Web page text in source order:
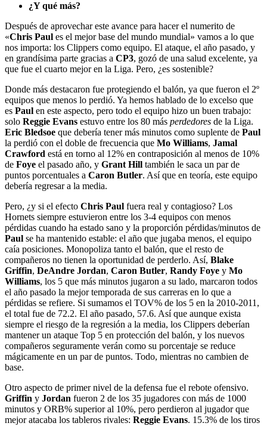
¿Y qué más?
Después de aprovechar este avance para hacer el numerito de
«Chris Paul es el mejor base del mundo mundial» vamos a lo que
nos importa: los Clippers como equipo. El ataque, el año pasado, y
en grandísima parte gracias a CP3, gozó de una salud excelente, ya
que fue el cuarto mejor en la Liga. Pero, ¿es sostenible?
Donde más destacaron fue protegiendo el balón, ya que fueron el 2º
equipos que menos lo perdió. Ya hemos hablado de lo excelso que
es Paul en este aspecto, pero todo el equipo hizo un buen trabajo:
solo Reggie Evans estuvo entre los 80 más perdedores de la Liga.
Eric Bledsoe que debería tener más minutos como suplente de Paul
la perdió con el doble de frecuencia que Mo Williams, Jamal
Crawford está en torno al 12% en contraposición al menos de 10%
de Foye el pasado año, y Grant Hill también le saca un par de
puntos porcentuales a Caron Butler. Así que en teoría, este equipo
debería regresar a la media.
Pero, ¿y si el efecto Chris Paul fuera real y contagioso? Los
Hornets siempre estuvieron entre los 3-4 equipos con menos
pérdidas cuando ha estado sano y la proporción pérdidas/minutos de
Paul se ha mantenido estable: el año que jugaba menos, el equipo
caía posiciones. Monopoliza tanto el balón, que el resto de
compañeros no tienen la oportunidad de perderlo. Así, Blake
Griffin, DeAndre Jordan, Caron Butler, Randy Foye y Mo
Williams, los 5 que más minutos jugaron a su lado, marcaron todos
el año pasado la mejor temporada de sus carreras en lo que a
pérdidas se refiere. Si sumamos el TOV% de los 5 en la 2010-2011,
el total fue de 72.2. El año pasado, 57.6. Así que aunque exista
siempre el riesgo de la regresión a la media, los Clippers deberían
mantener un ataque Top 5 en protección del balón, y los nuevos
compañeros seguramente verán como su porcentaje se reduce
mágicamente en un par de puntos. Todo, mientras no cambien de
base.
Otro aspecto de primer nivel de la defensa fue el rebote ofensivo.
Griffin y Jordan fueron 2 de los 35 jugadores con más de 1000
minutos y ORB% superior al 10%, pero perdieron al jugador que
mejor atacaba los tableros rivales: Reggie Evans. 15.3% de los tiros